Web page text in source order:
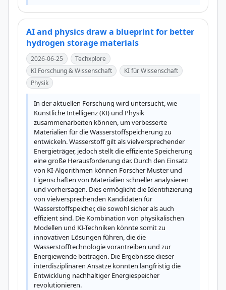
AI and physics draw a blueprint for better
hydrogen storage materials
2026-06-25
Techxplore
KI Forschung & Wissenschaft
KI für Wissenschaft
Physik
In der aktuellen Forschung wird untersucht, wie
Künstliche Intelligenz (KI) und Physik
zusammenarbeiten können, um verbesserte
Materialien für die Wasserstoffspeicherung zu
entwickeln. Wasserstoff gilt als vielversprechender
Energieträger, jedoch stellt die effiziente Speicherung
eine große Herausforderung dar. Durch den Einsatz
von KI-Algorithmen können Forscher Muster und
Eigenschaften von Materialien schneller analysieren
und vorhersagen. Dies ermöglicht die Identifizierung
von vielversprechenden Kandidaten für
Wasserstoffspeicher, die sowohl sicher als auch
effizient sind. Die Kombination von physikalischen
Modellen und KI-Techniken könnte somit zu
innovativen Lösungen führen, die die
Wasserstofftechnologie vorantreiben und zur
Energiewende beitragen. Die Ergebnisse dieser
interdisziplinären Ansätze könnten langfristig die
Entwicklung nachhaltiger Energiespeicher
revolutionieren.